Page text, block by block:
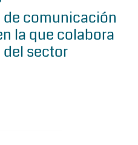
comunicación
la que colabora
del sector